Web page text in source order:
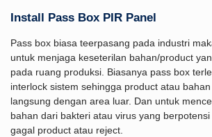
Install Pass Box PIR Panel
Pass box biasa teerpasang pada industri
untuk menjaga keseterilan bahan/product
pada ruang produksi. Biasanya pass box
interlock sistem sehingga product atau
langsung dengan area luar. Dan untuk
bahan dari bakteri atau virus yang
gagal product atau reject.